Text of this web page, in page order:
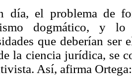
día, el problema de
dogmático, y
que deberían ser
la ciencia jurídica, se
Así, afirma Ortega: